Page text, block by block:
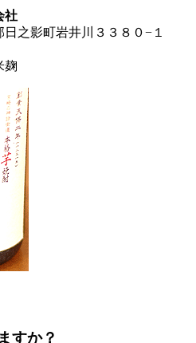
社
之影町岩井川３３８０−１
麹
すか？